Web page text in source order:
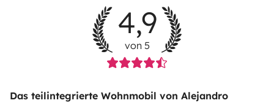
4,9
von 5
Das teilintegrierte Wohnmobil von Alejandro